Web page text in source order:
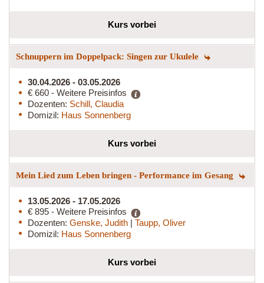
Kurs vorbei
Schnuppern im Doppelpack: Singen zur Ukulele
30.04.2026 - 03.05.2026
€ 660 - Weitere Preisinfos
Dozenten: Schill, Claudia
Domizil: Haus Sonnenberg
Kurs vorbei
Mein Lied zum Leben bringen - Performance im Gesang
13.05.2026 - 17.05.2026
€ 895 - Weitere Preisinfos
Dozenten: Genske, Judith | Taupp, Oliver
Domizil: Haus Sonnenberg
Kurs vorbei